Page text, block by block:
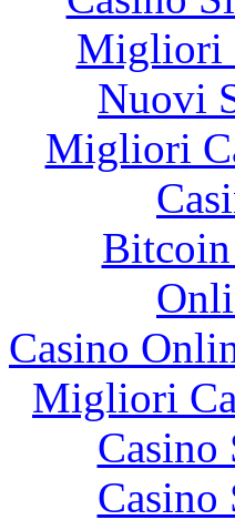
Migliori
Nuovi
Migliori
Casino
Migliori
Casino
Casino